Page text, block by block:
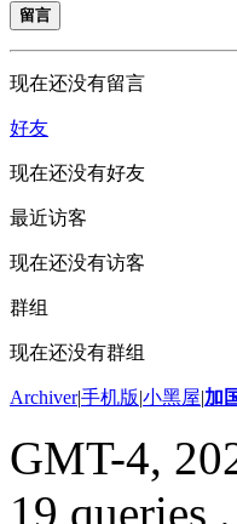
留言
现在还没有留言
好友
现在还没有好友
最近访客
现在还没有访客
群组
现在还没有群组
Archiver|手机版|小黑屋|加
GMT-4,
19 queries .